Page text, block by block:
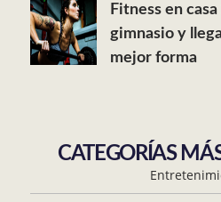
Fitness en
gimnasio y
mejor forma
CATEGORÍAS